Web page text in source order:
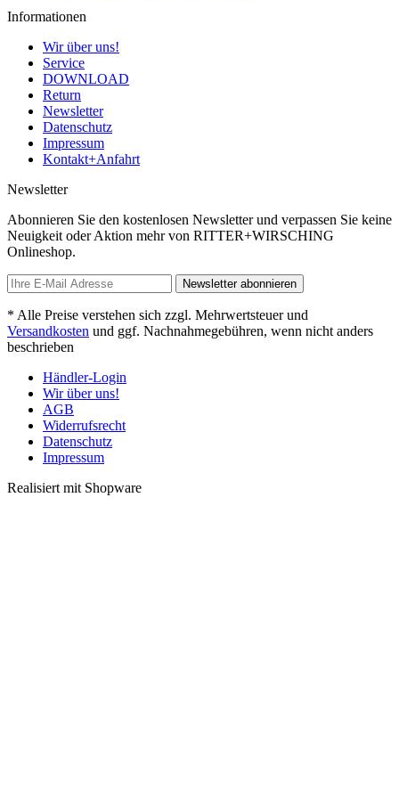
Informationen
Wir über uns!
Service
DOWNLOAD
Return
Newsletter
Datenschutz
Impressum
Kontakt+Anfahrt
Newsletter
Abonnieren Sie den kostenlosen Newsletter und verpassen Sie keine
Neuigkeit oder Aktion mehr von RITTER+WIRSCHING
Onlineshop.
Newsletter abonnieren
* Alle Preise verstehen sich zzgl. Mehrwertsteuer und
Versandkosten und ggf. Nachnahmegebühren, wenn nicht anders
beschrieben
Händler-Login
Wir über uns!
AGB
Widerrufsrecht
Datenschutz
Impressum
Realisiert mit Shopware